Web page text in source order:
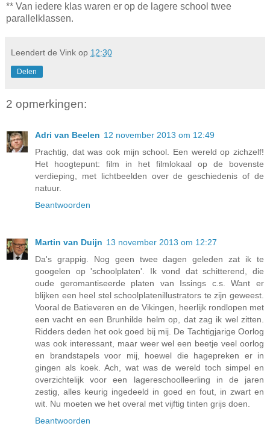
** Van iedere klas waren er op de lagere school twee
parallelklassen.
Leendert de Vink op 12:30
Delen
2 opmerkingen:
Adri van Beelen 12 november 2013 om 12:49
Prachtig, dat was ook mijn school. Een wereld op zichzelf!
Het hoogtepunt: film in het filmlokaal op de bovenste
verdieping, met lichtbeelden over de geschiedenis of de
natuur.
Beantwoorden
Martin van Duijn 13 november 2013 om 12:27
Da's grappig. Nog geen twee dagen geleden zat ik te
googelen op 'schoolplaten'. Ik vond dat schitterend, die
oude geromantiseerde platen van Issings c.s. Want er
blijken een heel stel schoolplatenillustrators te zijn geweest.
Vooral de Batieveren en de Vikingen, heerlijk rondlopen met
een vacht en een Brunhilde helm op, dat zag ik wel zitten.
Ridders deden het ook goed bij mij. De Tachtigjarige Oorlog
was ook interessant, maar weer wel een beetje veel oorlog
en brandstapels voor mij, hoewel die hagepreken er in
gingen als koek. Ach, wat was de wereld toch simpel en
overzichtelijk voor een lagereschoolleerling in de jaren
zestig, alles keurig ingedeeld in goed en fout, in zwart en
wit. Nu moeten we het overal met vijftig tinten grijs doen.
Beantwoorden